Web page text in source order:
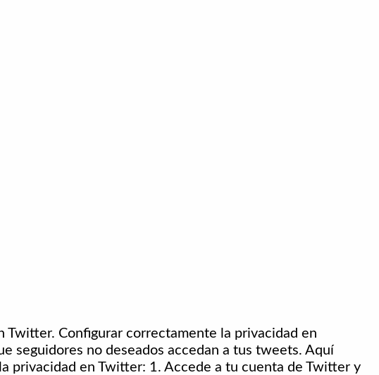
Configurar correctamente la privacidad en
seguidores no deseados accedan a tus tweets. Aquí
privacidad en Twitter: 1. Accede a tu cuenta de Twitter y